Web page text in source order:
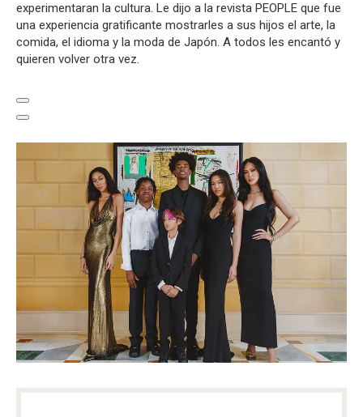
experimentaran la cultura. Le dijo a la revista PEOPLE que fue
una experiencia gratificante mostrarles a sus hijos el arte, la
comida, el idioma y la moda de Japón. A todos les encantó y
quieren volver otra vez.